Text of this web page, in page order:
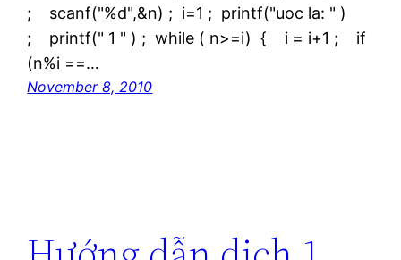
; scanf("%d",&n) ; i=1 ; printf("uoc la: " )
; printf(" 1 " ) ; while ( n>=i) { i = i+1 ; if
(n%i ==…
November 8, 2010